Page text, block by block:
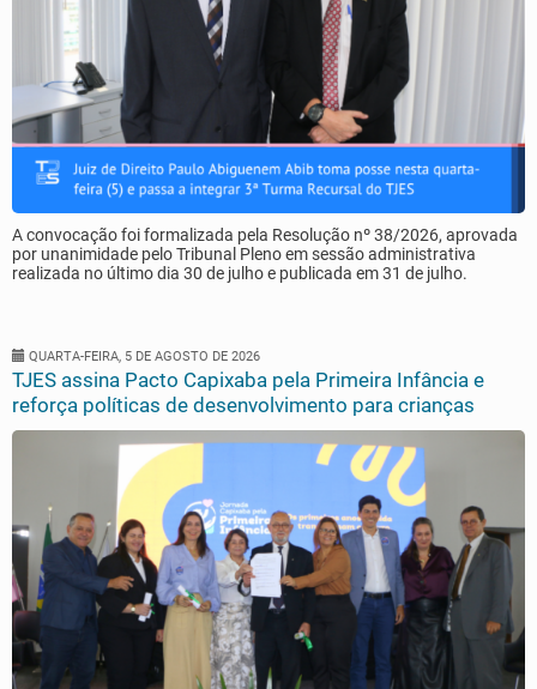
A convocação foi formalizada pela Resolução nº 38/2026, aprovada
por unanimidade pelo Tribunal Pleno em sessão administrativa
realizada no último dia 30 de julho e publicada em 31 de julho.
QUARTA-FEIRA, 5 DE AGOSTO DE 2026
TJES assina Pacto Capixaba pela Primeira Infância e
reforça políticas de desenvolvimento para crianças